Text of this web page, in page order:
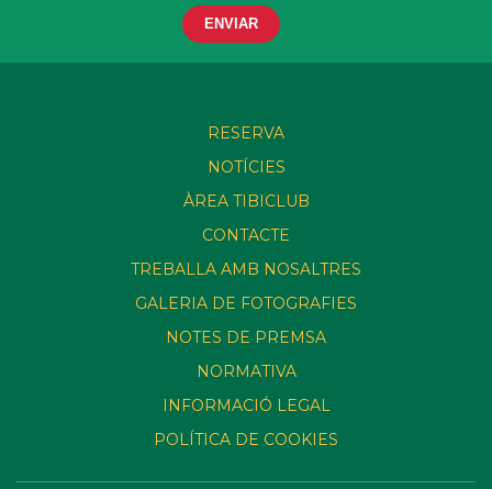
RESERVA
NOTÍCIES
ÀREA TIBICLUB
CONTACTE
TREBALLA AMB NOSALTRES
GALERIA DE FOTOGRAFIES
NOTES DE PREMSA
NORMATIVA
INFORMACIÓ LEGAL
POLÍTICA DE COOKIES